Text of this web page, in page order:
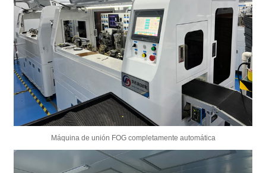
Máquina de unión FOG completamente automática